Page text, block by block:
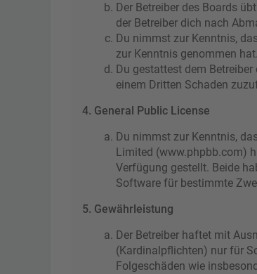
Der Betreiber des Boards
der Betreiber dich nach
Du nimmst zur Kenntnis,
zur Kenntnis genommen
Du gestattest dem
einem Dritten Schaden
4. General Public License
Du nimmst zur Kenntnis,
Limited (www.phpbb.com)
Verfügung gestellt. Beide
Software für bestimmte
5. Gewährleistung
Der Betreiber haftet mit
(Kardinalpflichten) nur für
Folgeschäden wie